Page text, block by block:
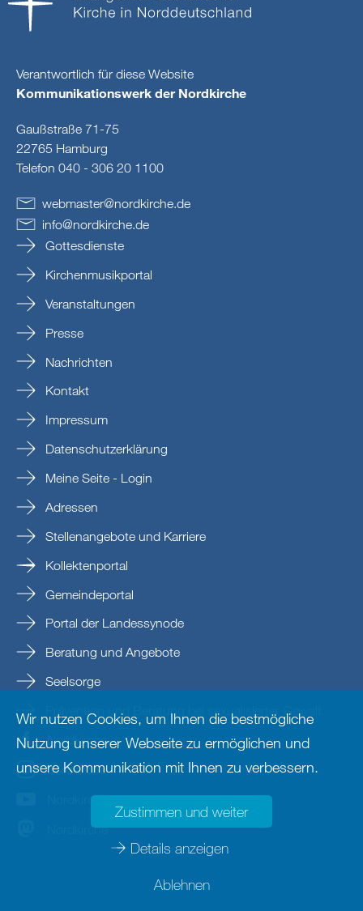
Verantwortlich für diese Website
Kommunikationswerk der Nordkirche
Gaußstraße 71-75
22765 Hamburg
Telefon 040 - 306 20 1100
webmaster@nordkirche.de
info@nordkirche.de
Gottesdienste
Kirchenmusikportal
Veranstaltungen
Presse
Nachrichten
Kontakt
Impressum
Datenschutzerklärung
Meine Seite - Login
Adressen
Stellenangebote und Karriere
Kollektenportal
Gemeindeportal
Portal der Landessynode
Beratung und Angebote
Seelsorge
Prävention und Beratung bei sexualisierter Gewalt
Nordkirche
nordkirche
Nordkirche
Nordkirche
Wir nutzen Cookies, um Ihnen die bestmögliche
Nutzung unserer Webseite zu ermöglichen und
unsere Kommunikation mit Ihnen zu verbessern.
Zustimmen und weiter
Details anzeigen
Ablehnen